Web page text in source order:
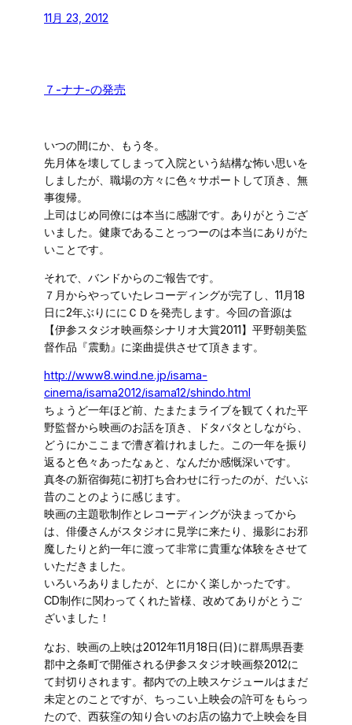
11月 23, 2012
７-ナナ-の発売
いつの間にか、もう冬。
先月体を壊してしまって入院という結構な怖い思いを
しましたが、職場の方々に色々サポートして頂き、無
事復帰。
上司はじめ同僚には本当に感謝です。ありがとうござ
いました。健康であることっつーのは本当にありがた
いことです。
それで、バンドからのご報告です。
７月からやっていたレコーディングが完了し、11月18
日に2年ぶりににＣＤを発売します。今回の音源は
【伊参スタジオ映画祭シナリオ大賞2011】平野朝美監
督作品『震動』に楽曲提供させて頂きます。
http://www8.wind.ne.jp/isama-
cinema/isama2012/isama12/shindo.html
ちょうど一年ほど前、たまたまライブを観てくれた平
野監督から映画のお話を頂き、ドタバタとしながら、
どうにかここまで漕ぎ着けれました。この一年を振り
返ると色々あったなぁと、なんだか感慨深いです。
真冬の新宿御苑に初打ち合わせに行ったのが、だいぶ
昔のことのように感じます。
映画の主題歌制作とレコーディングが決まってから
は、俳優さんがスタジオに見学に来たり、撮影にお邪
魔したりと約一年に渡って非常に貴重な体験をさせて
いただきました。
いろいろありましたが、とにかく楽しかったです。
CD制作に関わってくれた皆様、改めてありがとうご
ざいました！
なお、映画の上映は2012年11月18日(日)に群馬県吾妻
郡中之条町で開催される伊参スタジオ映画祭2012に
て封切りされます。都内での上映スケジュールはまだ
未定とのことですが、ちっこい上映会の許可をもらっ
たので、西荻窪の知り合いのお店の協力で上映会を目